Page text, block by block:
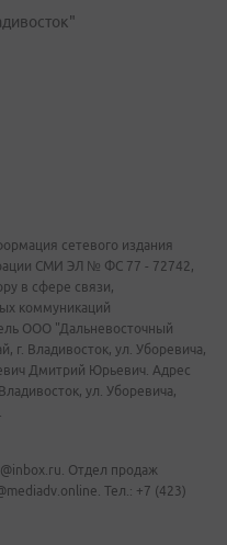
сетевого издания
СМИ ЭЛ № ФС 77 - 72742,
в сфере связи,
коммуникаций
ООО "Дальневосточный
г. Владивосток, ул. Уборевича,
Дмитрий Юрьевич. Адрес
ул. Уборевича,
Отдел продаж
Тел.: +7 (423)